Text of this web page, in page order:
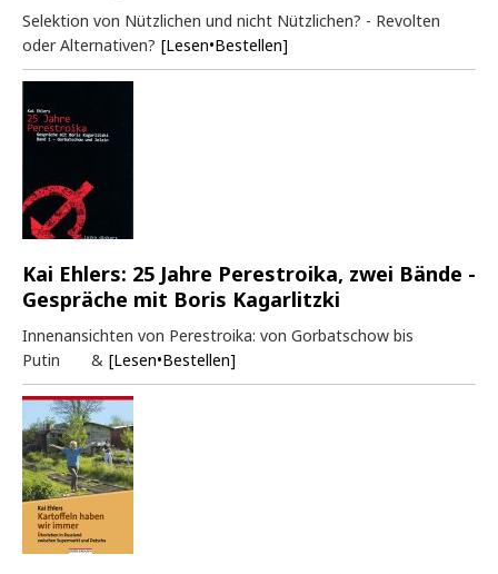
Selektion von Nützlichen und nicht Nützlichen? - Revolten
oder Alternativen? [Lesen•Bestellen]
Kai Ehlers: 25 Jahre Perestroika, zwei Bände -
Gespräche mit Boris Kagarlitzki
Innenansichten von Perestroika: von Gorbatschow bis
Putin & [Lesen•Bestellen]